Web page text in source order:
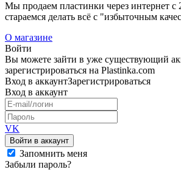
Мы продаем пластинки через интернет c
стараемся делать всё с "избыточным
О магазине
Войти
Вы можете зайти в уже существующий
зарегистрироваться на Plastinka.com
Вход в аккаунтЗарегистрироваться
Вход в аккаунт
VK
Войти в аккаунт
Запомнить меня
Забыли пароль?